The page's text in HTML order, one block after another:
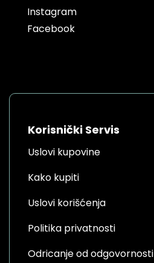
Instagram
Facebook
Korisnički Servis
Uslovi kupovine
Kako kupiti
Uslovi korišćenja
Politika privatnosti
Odricanje od odgovornosti